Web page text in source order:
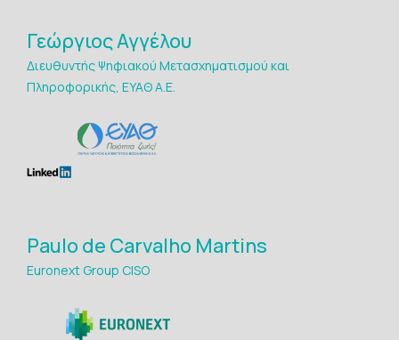
Γεώργιος Αγγέλου
Διευθυντής Ψηφιακού Μετασχηματισμού και
Πληροφορικής, ΕΥΑΘ Α.Ε.
Paulo de Carvalho Martins
Euronext Group CISO